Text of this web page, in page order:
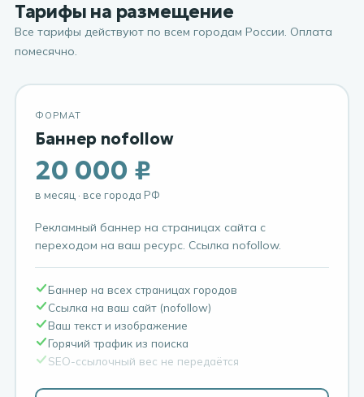
Тарифы на размещение
Все тарифы действуют по всем городам России. Оплата
помесячно.
ФОРМАТ
Баннер nofollow
20 000 ₽
в месяц · все города РФ
Рекламный баннер на страницах сайта с
переходом на ваш ресурс. Ссылка nofollow.
Баннер на всех страницах городов
Ссылка на ваш сайт (nofollow)
Ваш текст и изображение
Горячий трафик из поиска
SEO-ссылочный вес не передаётся